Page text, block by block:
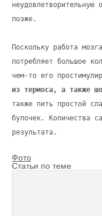
позже.
Поскольку работа
потребляет большое
чем-то его
из термоса, а также
также пить простой
булочек. Количества
результата.
Фото
Статьи по теме